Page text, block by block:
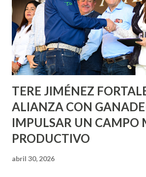
lo que se aplicará pintura en 66 casas.
llevará este programa a Villas de
Asunción, Avenida Alameda y Decreto
los edificios FOVISSSTE Ojo de Agua, en
Norias de Paso Hondo y en los edificios
TERE JIMÉNEZ
ALIANZA CON
IMPULSAR UN CAMPO
PRODUCTIVO
abril 30, 2026